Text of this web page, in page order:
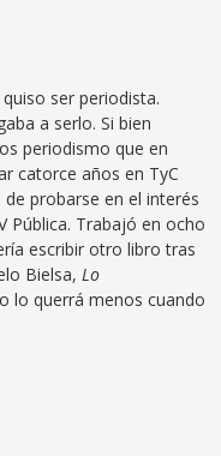
ser periodista.
a serlo. Si bien
periodismo que en
catorce años en TyC
probarse en el interés
Pública. Trabajó en ocho
escribir otro libro tras
Bielsa, Lo
lo querrá menos cuando